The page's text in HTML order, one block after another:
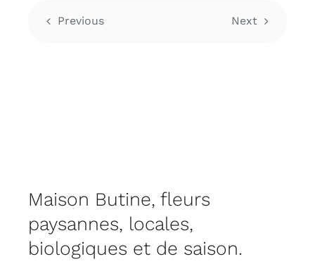
Previous Next
Maison Butine, fleurs
paysannes, locales,
biologiques et de saison.